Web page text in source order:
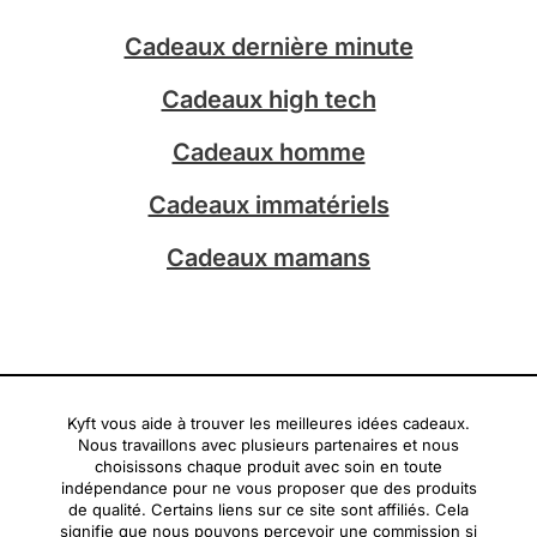
r
a
m
Cadeaux dernière minute
Cadeaux high tech
Cadeaux homme
Cadeaux immatériels
Cadeaux mamans
Kyft vous aide à trouver les meilleures idées cadeaux.
Nous travaillons avec plusieurs partenaires et nous
choisissons chaque produit avec soin en toute
indépendance pour ne vous proposer que des produits
de qualité. Certains liens sur ce site sont affiliés. Cela
signifie que nous pouvons percevoir une commission si